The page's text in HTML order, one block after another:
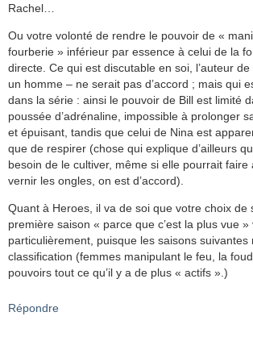
Rachel…
Ou votre volonté de rendre le pouvoir de «
fourberie » inférieur par essence à celui de la
directe. Ce qui est discutable en soi, l’auteur de
un homme – ne serait pas d’accord ; mais qui
dans la série : ainsi le pouvoir de Bill est limité
poussée d’adrénaline, impossible à prolonger
et épuisant, tandis que celui de Nina est
que de respirer (chose qui explique d’ailleurs
besoin de le cultiver, même si elle pourrait
vernir les ongles, on est d’accord).
Quant à Heroes, il va de soi que votre choix de
première saison « parce que c’est la plus vue »
particulièrement, puisque les saisons
classification (femmes manipulant le feu, la
pouvoirs tout ce qu’il y a de plus « actifs ».)
Répondre